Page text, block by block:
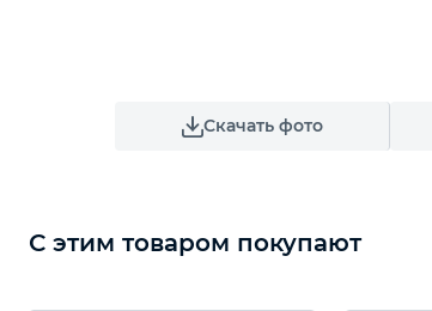
Скачать фото
С этим товаром покупают